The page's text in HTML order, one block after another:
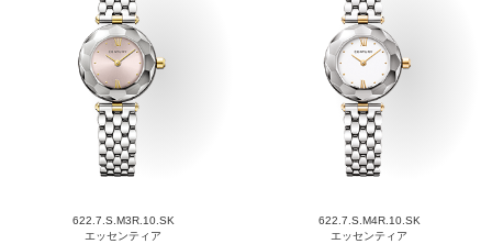
622.7.S.M3R.10.SK
エッセンティア
622.7.S.M4R.10.SK
エッセンティア